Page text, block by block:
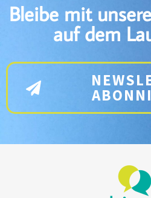
Bleibe mit
auf dem